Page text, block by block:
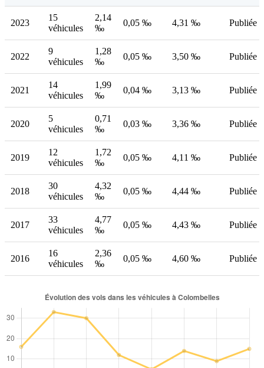
2023
15
véhicules
2,14
‰
0,05 ‰ 4,31 ‰ Publiée
2022
9
véhicules
1,28
‰
0,05 ‰ 3,50 ‰ Publiée
2021
14
véhicules
1,99
‰
0,04 ‰ 3,13 ‰ Publiée
2020
5
véhicules
0,71
‰
0,03 ‰ 3,36 ‰ Publiée
2019
12
véhicules
1,72
‰
0,05 ‰ 4,11 ‰ Publiée
2018
30
véhicules
4,32
‰
0,05 ‰ 4,44 ‰ Publiée
2017
33
véhicules
4,77
‰
0,05 ‰ 4,43 ‰ Publiée
2016
16
véhicules
2,36
‰
0,05 ‰ 4,60 ‰ Publiée